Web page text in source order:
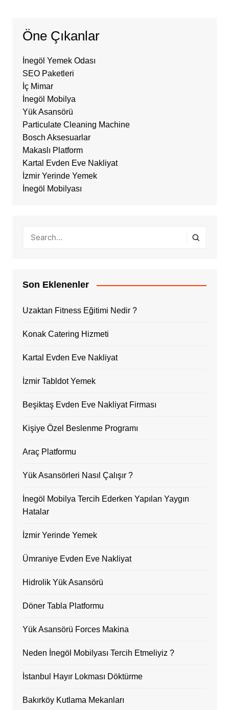
Öne Çıkanlar
İnegöl Yemek Odası
SEO Paketleri
İç Mimar
İnegöl Mobilya
Yük Asansörü
Particulate Cleaning Machine
Bosch Aksesuarlar
Makaslı Platform
Kartal Evden Eve Nakliyat
İzmir Yerinde Yemek
İnegöl Mobilyası
Son Eklenenler
Uzaktan Fitness Eğitimi Nedir ?
Konak Catering Hizmeti
Kartal Evden Eve Nakliyat
İzmir Tabldot Yemek
Beşiktaş Evden Eve Nakliyat Firması
Kişiye Özel Beslenme Programı
Araç Platformu
Yük Asansörleri Nasıl Çalışır ?
İnegöl Mobilya Tercih Ederken Yapılan Yaygın
Hatalar
İzmir Yerinde Yemek
Ümraniye Evden Eve Nakliyat
Hidrolik Yük Asansörü
Döner Tabla Platformu
Yük Asansörü Forces Makina
Neden İnegöl Mobilyası Tercih Etmeliyiz ?
İstanbul Hayır Lokması Döktürme
Bakırköy Kutlama Mekanları